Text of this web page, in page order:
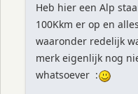
Heb hier een Alp
100Kkm er op en
waaronder redelijk
merk eigenlijk nog
whatsoever :